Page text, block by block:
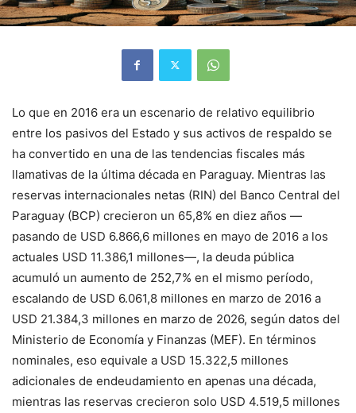
Lo que en 2016 era un escenario de relativo equilibrio
entre los pasivos del Estado y sus activos de respaldo se
ha convertido en una de las tendencias fiscales más
llamativas de la última década en Paraguay. Mientras las
reservas internacionales netas (RIN) del Banco Central del
Paraguay (BCP) crecieron un 65,8% en diez años —
pasando de USD 6.866,6 millones en mayo de 2016 a los
actuales USD 11.386,1 millones—, la deuda pública
acumuló un aumento de 252,7% en el mismo período,
escalando de USD 6.061,8 millones en marzo de 2016 a
USD 21.384,3 millones en marzo de 2026, según datos del
Ministerio de Economía y Finanzas (MEF). En términos
nominales, eso equivale a USD 15.322,5 millones
adicionales de endeudamiento en apenas una década,
mientras las reservas crecieron solo USD 4.519,5 millones